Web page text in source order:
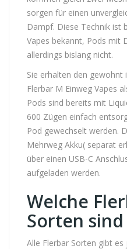
sorgen für einen
Dampf. Diese Technik ist
Vapes bekannt, Pods mit
allerdings bislang nicht.
Sie erhalten den gewohnt
Flerbar M Einweg Vapes
Pods sind bereits mit
600 Zügen einfach
Pod gewechselt werden.
Mehrweg Akku( separat
über einen USB-C
aufgeladen werden.
Welche
Sorten
Alle Flerbar Sorten gibt